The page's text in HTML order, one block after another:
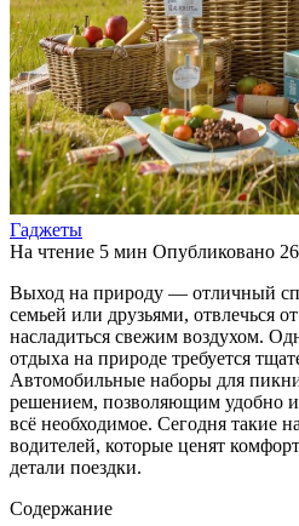
Гаджеты
На чтение 5 мин Опубликовано
Выход на природу — отличный
семьей или друзьями, отвлечься
насладиться свежим воздухом.
отдыха на природе требуется
Автомобильные наборы для
решением, позволяющим удобно и
всё необходимое. Сегодня такие
водителей, которые ценят
детали поездки.
Содержание